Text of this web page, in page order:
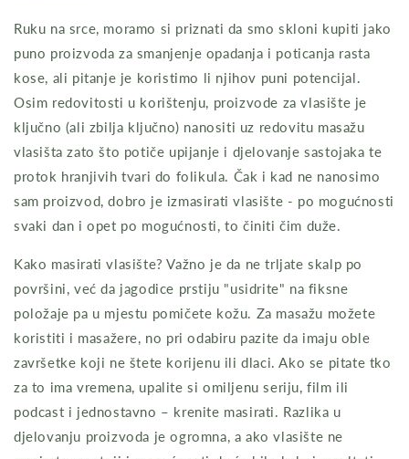
Ruku na srce, moramo si priznati da smo skloni kupiti jako
puno proizvoda za smanjenje opadanja i poticanja rasta
kose, ali pitanje je koristimo li njihov puni potencijal.
Osim redovitosti u korištenju, proizvode za vlasište je
ključno (ali zbilja ključno) nanositi uz redovitu masažu
vlasišta zato što potiče upijanje i djelovanje sastojaka te
protok hranjivih tvari do folikula. Čak i kad ne nanosimo
sam proizvod, dobro je izmasirati vlasište - po mogućnosti
svaki dan i opet po mogućnosti, to činiti čim duže.
Kako masirati vlasište? Važno je da ne trljate skalp po
površini, već da jagodice prstiju "usidrite" na fiksne
položaje pa u mjestu pomičete kožu. Za masažu možete
koristiti i masažere, no pri odabiru pazite da imaju oble
završetke koji ne štete korijenu ili dlaci. Ako se pitate tko
za to ima vremena, upalite si omiljenu seriju, film ili
podcast i jednostavno – krenite masirati. Razlika u
djelovanju proizvoda je ogromna, a ako vlasište ne